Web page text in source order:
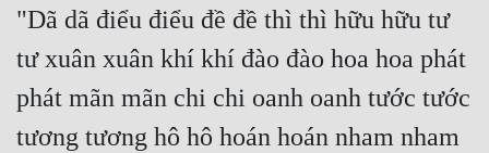
Nữ Cường
Nữ Phụ
"Dã dã điểu điểu đề đề thì thì hữu hữu tư
tư xuân xuân khí khí đào đào hoa hoa phát
phát mãn mãn chi chi oanh oanh tước tước
tương tương hô hô hoán hoán nham nham